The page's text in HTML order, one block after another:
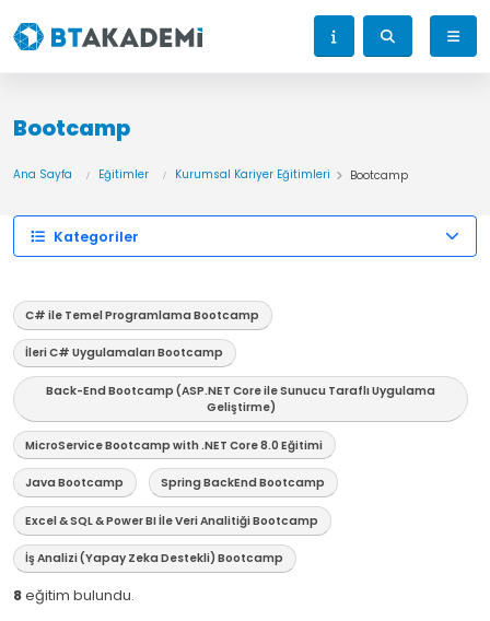
Bootcamp
Ana Sayfa Eğitimler Kurumsal Kariyer Eğitimleri Bootcamp
Kategoriler
C# ile Temel Programlama Bootcamp
İleri C# Uygulamaları Bootcamp
Back-End Bootcamp (ASP.NET Core ile Sunucu Taraflı Uygulama
Geliştirme)
MicroService Bootcamp with .NET Core 8.0 Eğitimi
Java Bootcamp Spring BackEnd Bootcamp
Excel & SQL & Power BI İle Veri Analitiği Bootcamp
İş Analizi (Yapay Zeka Destekli) Bootcamp
8eğitim bulundu.